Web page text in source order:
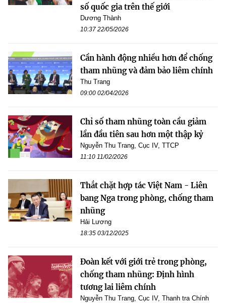
số quốc gia trên thế giới
Dương Thành
10:37 22/05/2026
Cần hành động nhiều hơn để chống
tham nhũng và đảm bảo liêm chính
Thu Trang
09:00 02/04/2026
Chỉ số tham nhũng toàn cầu giảm
lần đầu tiên sau hơn một thập kỷ
Nguyễn Thu Trang, Cục IV, TTCP
11:10 11/02/2026
Thắt chặt hợp tác Việt Nam - Liên
bang Nga trong phòng, chống tham
nhũng
Hải Lương
18:35 03/12/2025
Đoàn kết với giới trẻ trong phòng,
chống tham nhũng: Định hình
tương lai liêm chính
Nguyễn Thu Trang, Cục IV, Thanh tra Chính